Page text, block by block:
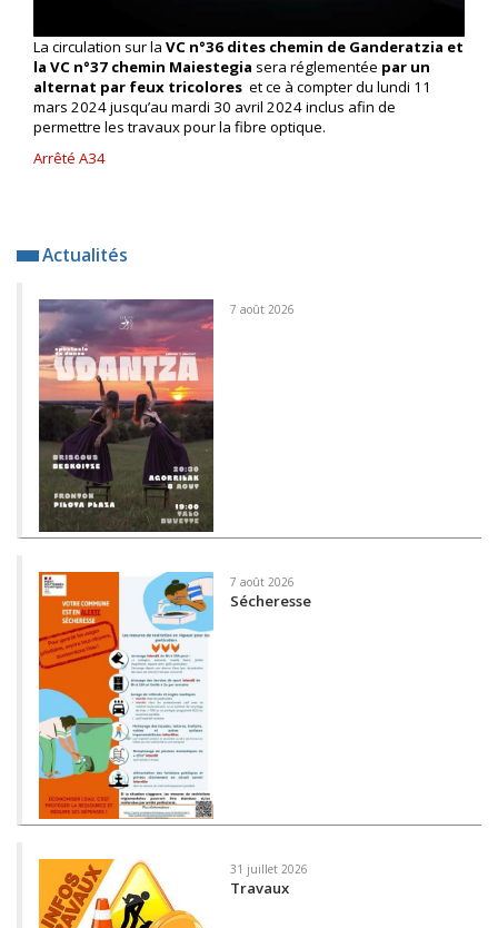
La circulation sur la VC n°36 dites chemin de Ganderatzia et
la VC n°37 chemin Maiestegia sera réglementée par un
alternat par feux tricolores et ce à compter du lundi 11
mars 2024 jusqu’au mardi 30 avril 2024 inclus afin de
permettre les travaux pour la fibre optique.
Arrêté A34
Actualités
7 août 2026
7 août 2026
Sécheresse
31 juillet 2026
Travaux